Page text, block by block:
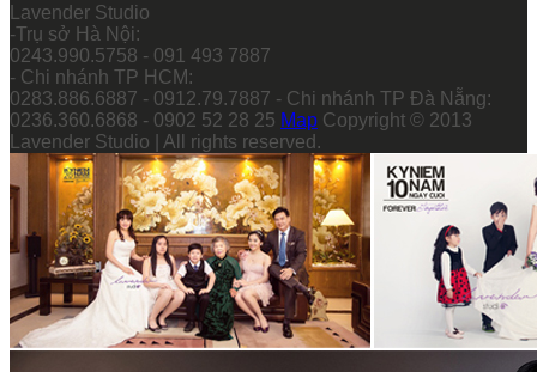
Lavender Studio
-Trụ sở Hà Nội:
0243.990.5758 - 091 493 7887
- Chi nhánh TP HCM:
0283.886.6887 - 0912.79.7887 - Chi nhánh TP Đà Nẵng:
0236.360.6868 - 0902 52 28 25 Map Copyright © 2013
Lavender Studio | All rights reserved.